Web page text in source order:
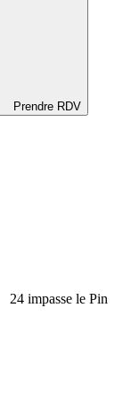
Prendre RDV
24 impasse le Pin